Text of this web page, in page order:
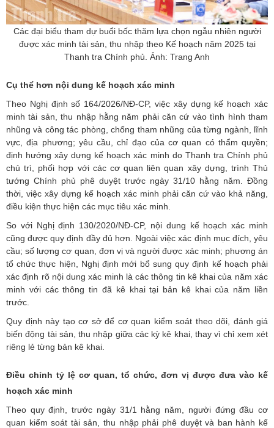
Các đại biểu tham dự buổi bốc thăm lựa chọn ngẫu nhiên người
được xác minh tài sản, thu nhập theo Kế hoạch năm 2025 tại
Thanh tra Chính phủ. Ảnh: Trang Anh
Cụ thể hơn nội dung kế hoạch xác minh
Theo Nghị định số 164/2026/NĐ-CP, việc xây dựng kế hoạch xác
minh tài sản, thu nhập hằng năm phải căn cứ vào tình hình tham
nhũng và công tác phòng, chống tham nhũng của từng ngành, lĩnh
vực, địa phương; yêu cầu, chỉ đạo của cơ quan có thẩm quyền;
định hướng xây dựng kế hoạch xác minh do Thanh tra Chính phủ
chủ trì, phối hợp với các cơ quan liên quan xây dựng, trình Thủ
tướng Chính phủ phê duyệt trước ngày 31/10 hằng năm. Đồng
thời, việc xây dựng kế hoạch xác minh phải căn cứ vào khả năng,
điều kiện thực hiện các mục tiêu xác minh.
So với Nghị định 130/2020/NĐ-CP, nội dung kế hoạch xác minh
cũng được quy định đầy đủ hơn. Ngoài việc xác định mục đích, yêu
cầu; số lượng cơ quan, đơn vị và người được xác minh; phương án
tổ chức thực hiện, Nghị định mới bổ sung quy định kế hoạch phải
xác định rõ nội dung xác minh là các thông tin kê khai của năm xác
minh với các thông tin đã kê khai tại bản kê khai của năm liền
trước.
Quy định này tạo cơ sở để cơ quan kiểm soát theo dõi, đánh giá
biến động tài sản, thu nhập giữa các kỳ kê khai, thay vì chỉ xem xét
riêng lẻ từng bản kê khai.
Điều chỉnh tỷ lệ cơ quan, tổ chức, đơn vị được đưa vào kế
hoạch xác minh
Theo quy định, trước ngày 31/1 hằng năm, người đứng đầu cơ
quan kiểm soát tài sản, thu nhập phải phê duyệt và ban hành kế